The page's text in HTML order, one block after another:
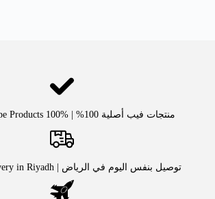
منتجات فيب أصلية 100% | Authentic Vape Products 100%
توصيل بنفس اليوم في الرياض | Same day delivery in Riyadh